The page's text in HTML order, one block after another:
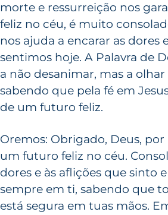
morte e ressurreição nos
feliz no céu, é muito
nos ajuda a encarar as dores
sentimos hoje. A Palavra de
a não desanimar, mas a
sabendo que pela fé em
de um futuro feliz.
Oremos: Obrigado, Deus,
um futuro feliz no céu.
dores e às aflições que sinto
sempre em ti, sabendo que
está segura em tuas mãos.